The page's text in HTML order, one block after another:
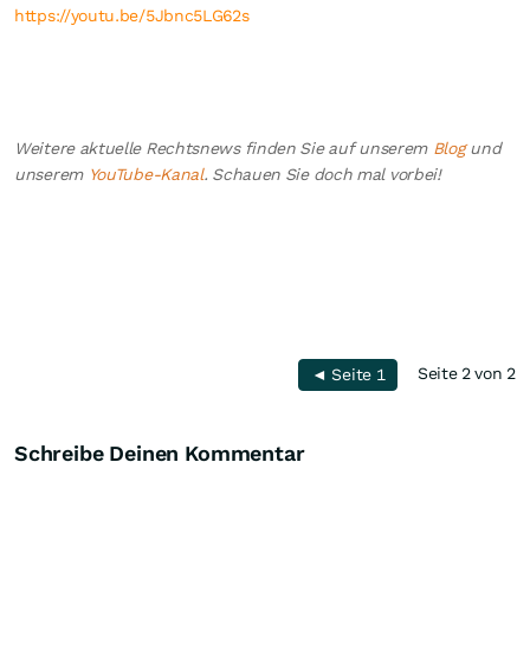
https://youtu.be/5Jbnc5LG62s
Weitere aktuelle Rechtsnews finden Sie auf unserem Blog und
unserem YouTube-Kanal. Schauen Sie doch mal vorbei!
◄ Seite 1 Seite 2 von 2
Schreibe Deinen Kommentar